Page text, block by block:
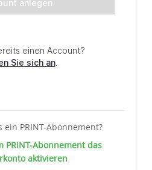
PRINT-Abonnement?
PRINT-Abonnement das
aktivieren